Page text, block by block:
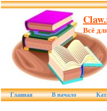
Всё
Главная В начало